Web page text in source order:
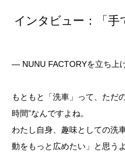
インタビュー：「手
― NUNU FACTORYを立ち上
もともと「洗車」って、ただ
時間”なんですよね。
わたし自身、趣味としての洗
動をもっと広めたい」と思う